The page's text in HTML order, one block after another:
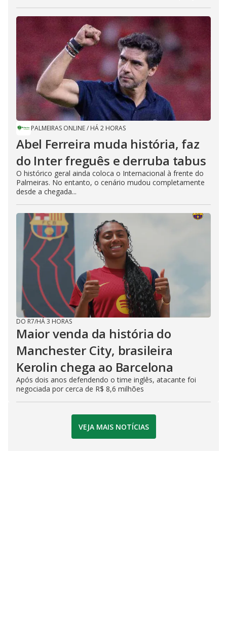
PALMEIRAS ONLINE/ HÁ 2 HORAS
Abel Ferreira muda história, faz
do Inter freguês e derruba tabus
O histórico geral ainda coloca o Internacional à frente do
Palmeiras. No entanto, o cenário mudou completamente
desde a chegada...
DO R7/HÁ 3 HORAS
Maior venda da história do
Manchester City, brasileira
Kerolin chega ao Barcelona
Após dois anos defendendo o time inglês, atacante foi
negociada por cerca de R$ 8,6 milhões
VEJA MAIS NOTÍCIAS